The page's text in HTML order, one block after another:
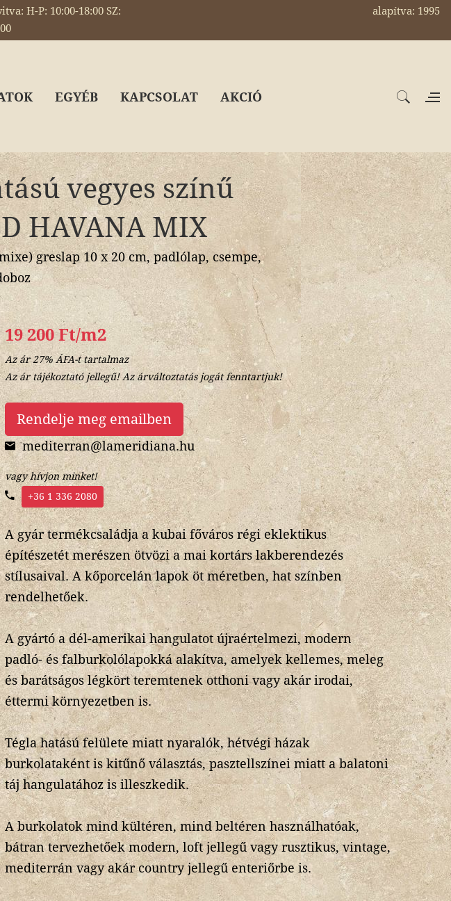
H-P: 10:00-18:00 SZ:
alapítva: 1995
EGYÉB KAPCSOLAT AKCIÓ
vegyes színű
HAVANA MIX
greslap 10 x 20 cm, padlólap, csempe,
19 200 Ft/m2
Az ár 27% ÁFA-t tartalmaz
Az ár tájékoztató jellegű! Az árváltoztatás jogát fenntartjuk!
Rendelje meg emailben
mediterran@lameridiana.hu
vagy hívjon minket!
+36 1 336 2080
A gyár termékcsaládja a kubai főváros régi eklektikus
építészetét merészen ötvözi a mai kortárs lakberendezés
stílusaival. A kőporcelán lapok öt méretben, hat színben
rendelhetőek.
A gyártó a dél-amerikai hangulatot újraértelmezi, modern
padló- és falburkolólapokká alakítva, amelyek kellemes, meleg
és barátságos légkört teremtenek otthoni vagy akár irodai,
éttermi környezetben is.
Tégla hatású felülete miatt nyaralók, hétvégi házak
burkolataként is kitűnő választás, pasztellszínei miatt a balatoni
táj hangulatához is illeszkedik.
A burkolatok mind kültéren, mind beltéren használhatóak,
bátran tervezhetőek modern, loft jellegű vagy rusztikus, vintage,
mediterrán vagy akár country jellegű enteriőrbe is.